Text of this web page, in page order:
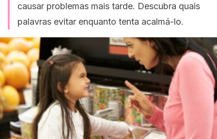
causar problemas mais tarde. Descubra quais
palavras evitar enquanto tenta acalmá-lo.